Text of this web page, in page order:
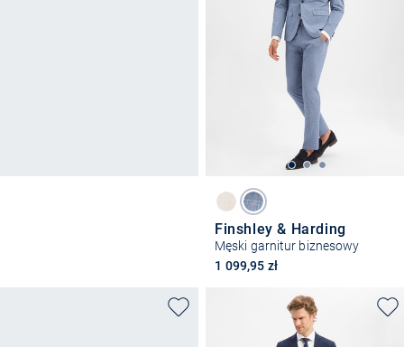
Finshley & Harding
Męski garnitur biznesowy
1 099,95 zł